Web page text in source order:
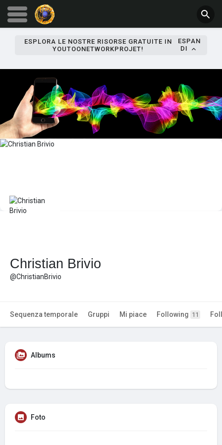
ESPLORA LE NOSTRE RISORSE GRATUITE IN
YOUTOONETWORKPROJET!
ESPAN
DI
Christian Brivio
@ChristianBrivio
Sequenza temporale Gruppi Mi piace Following 11
Albums
Foto